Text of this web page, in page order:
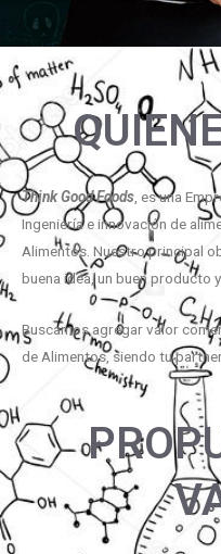
Think Good Foods , es una
Ingeniería e innovación de
Alimentos. Nuestro principal
buena idea, un buen producto
Buscamos agregar valor
de Alimentos, siendo tu partner